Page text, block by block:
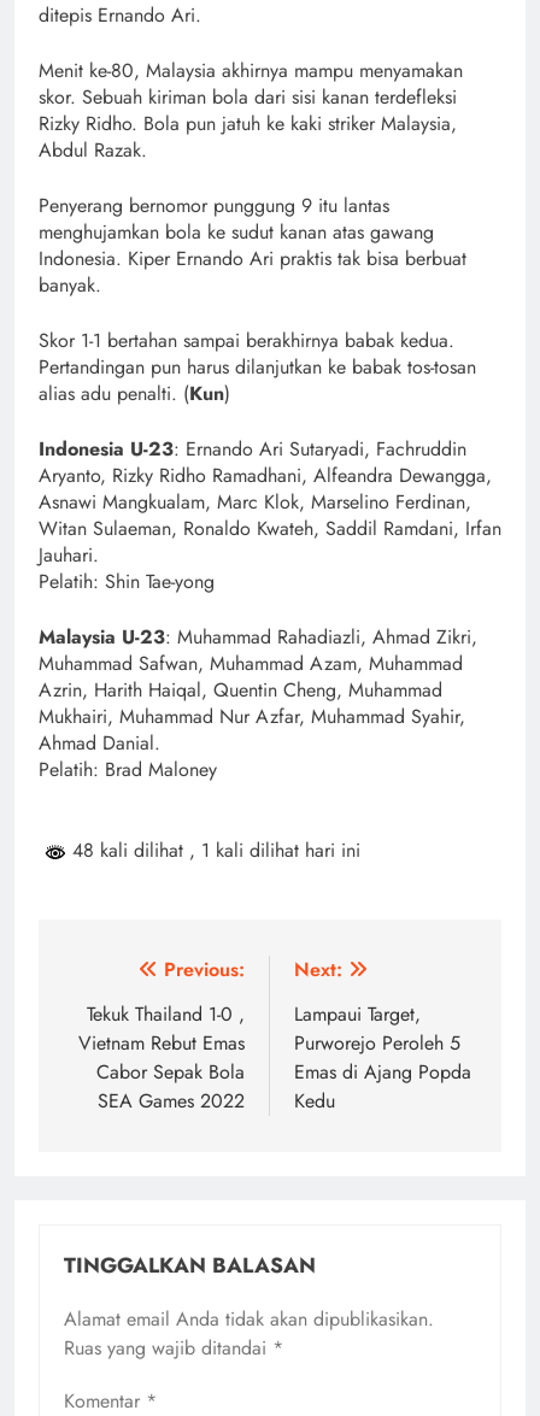
ditepis Ernando Ari.
Menit ke-80, Malaysia akhirnya mampu menyamakan
skor. Sebuah kiriman bola dari sisi kanan terdefleksi
Rizky Ridho. Bola pun jatuh ke kaki striker Malaysia,
Abdul Razak.
Penyerang bernomor punggung 9 itu lantas
menghujamkan bola ke sudut kanan atas gawang
Indonesia. Kiper Ernando Ari praktis tak bisa berbuat
banyak.
Skor 1-1 bertahan sampai berakhirnya babak kedua.
Pertandingan pun harus dilanjutkan ke babak tos-tosan
alias adu penalti. (Kun)
Indonesia U-23: Ernando Ari Sutaryadi, Fachruddin
Aryanto, Rizky Ridho Ramadhani, Alfeandra Dewangga,
Asnawi Mangkualam, Marc Klok, Marselino Ferdinan,
Witan Sulaeman, Ronaldo Kwateh, Saddil Ramdani, Irfan
Jauhari.
Pelatih: Shin Tae-yong
Malaysia U-23: Muhammad Rahadiazli, Ahmad Zikri,
Muhammad Safwan, Muhammad Azam, Muhammad
Azrin, Harith Haiqal, Quentin Cheng, Muhammad
Mukhairi, Muhammad Nur Azfar, Muhammad Syahir,
Ahmad Danial.
Pelatih: Brad Maloney
48 kali dilihat , 1 kali dilihat hari ini
Navigasi
pos
Previous:
Tekuk Thailand 1-0 ,
Vietnam Rebut Emas
Cabor Sepak Bola
SEA Games 2022
Next:
Lampaui Target,
Purworejo Peroleh 5
Emas di Ajang Popda
Kedu
TINGGALKAN BALASAN
Alamat email Anda tidak akan dipublikasikan.
Ruas yang wajib ditandai *
Komentar *